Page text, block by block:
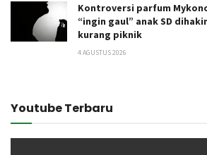
Kontroversi parfum
“ingin gaul” anak SD
kurang piknik
4 AGUSTUS 2026
Youtube Terbaru